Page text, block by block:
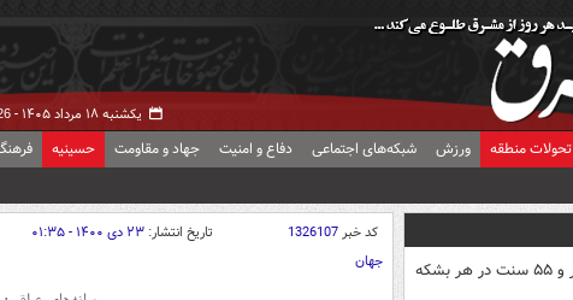
یکشنبه ۱۸ مرداد ۱۴۰۵ -
تحولات منطقه ورزش شبکه‌های اجتماعی دفاع و امنیت جهاد و مقاومت حسینیه
قیمت نفت به ۸۳ دلار و ۵۵ سنت در هر بشکه
کد خبر1326107 تاریخ انتشار: ۲۳ دی ۱۴۰۰ - ۰۱:۳۵
جهان